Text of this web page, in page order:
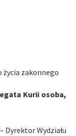
zakonnego
Kurii osoba,
Dyrektor Wydziału